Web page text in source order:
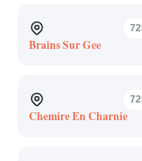
Brains Sur Gee
Chemire En Charnie